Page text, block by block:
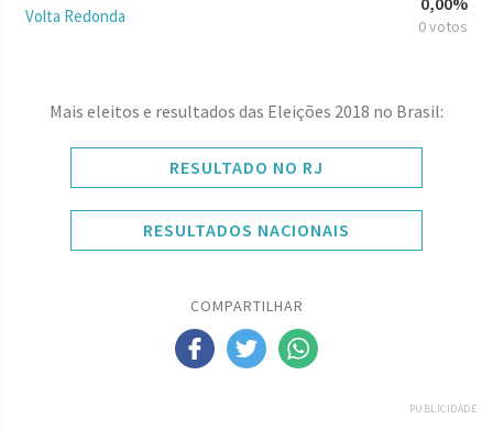
Volta Redonda 0 votos
Mais eleitos e resultados das Eleições 2018 no Brasil:
RESULTADO NO RJ
RESULTADOS NACIONAIS
COMPARTILHAR
PUBLICIDADE